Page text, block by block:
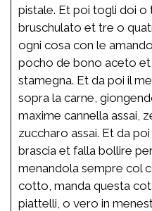
pistale. Et poi togli doi o
bruschulato et tre o
ogni cosa con le
pocho de bono aceto et
stamegna. Et da poi il
sopra la carne,
maxime cannella assai,
zuccharo assai. Et da
brascia et falla bollire
menandola sempre col
cotto, manda questa
piattelli, o vero in